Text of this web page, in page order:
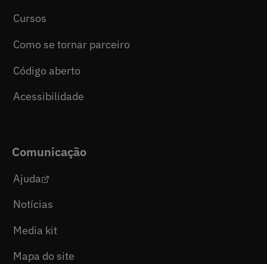
Cursos
Como se tornar parceiro
Código aberto
Acessibilidade
Comunicação
Ajuda
Notícias
Media kit
Mapa do site